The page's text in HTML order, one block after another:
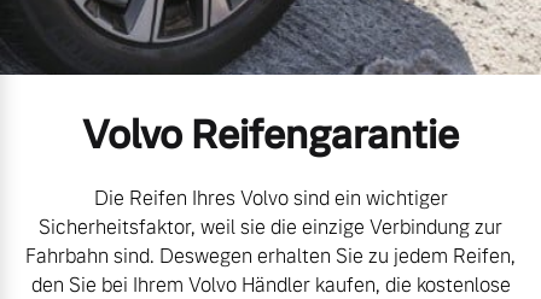
Mild-Hybrid
Geschäftskunden
Volvo Gebrauchtwagenbörse
Aktuelle Zubehörangebote
Zubehörkatalog
Kontakt und Anfahrt
Volvo Reifengarantie
Die Reifen Ihres Volvo sind ein wichtiger
Sicherheitsfaktor, weil sie die einzige Verbindung zur
Fahrbahn sind. Deswegen erhalten Sie zu jedem Reifen,
den Sie bei Ihrem Volvo Händler kaufen, die kostenlose